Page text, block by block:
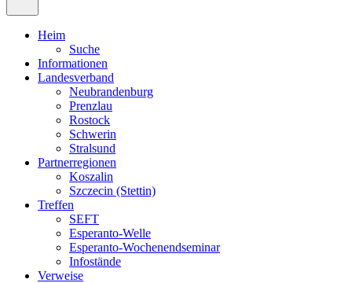
Heim
Suche
Informationen
Landesverband
Neubrandenburg
Prenzlau
Rostock
Schwerin
Stralsund
Partnerregionen
Koszalin
Szczecin (Stettin)
Treffen
SEFT
Esperanto-Welle
Esperanto-Wochenendseminar
Infostände
Verweise